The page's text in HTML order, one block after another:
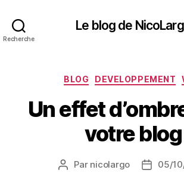
Recherche
Le blog de
BLOG DEVELOPPEMENT
Un effet
votre blog
Auteur
Par nicolargo
Date05/